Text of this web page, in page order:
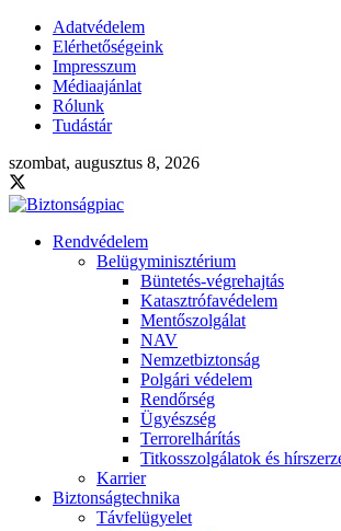
Adatvédelem
Elérhetőségeink
Impresszum
Médiaajánlat
Rólunk
Tudástár
szombat, augusztus 8, 2026
Rendvédelem
Belügyminisztérium
Büntetés-végrehajtás
Katasztrófavédelem
Mentőszolgálat
NAV
Nemzetbiztonság
Polgári védelem
Rendőrség
Ügyészség
Terrorelhárítás
Titkosszolgálatok és
Karrier
Biztonságtechnika
Távfelügyelet